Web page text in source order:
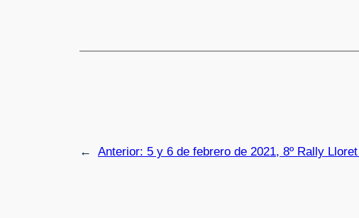
← Anterior: 5 y 6 de febrero de 2021, 8º Rally